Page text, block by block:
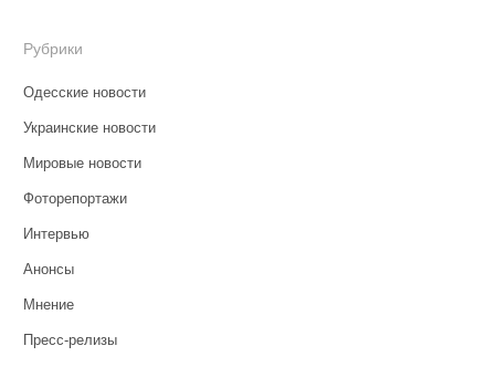
Рубрики
Одесские новости
Украинские новости
Мировые новости
Фоторепортажи
Интервью
Анонсы
Мнение
Пресс-релизы